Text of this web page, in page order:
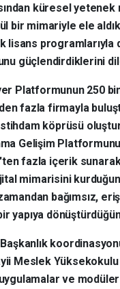
küresel
bir mimariyle ele
lisans programlarıyla
güçlendirdiklerini
Platformunun 250
fazla firmayla
köprüsü
Gelişim
fazla içerik
mimarisini
bağımsız,
yapıya
Meslek
ve